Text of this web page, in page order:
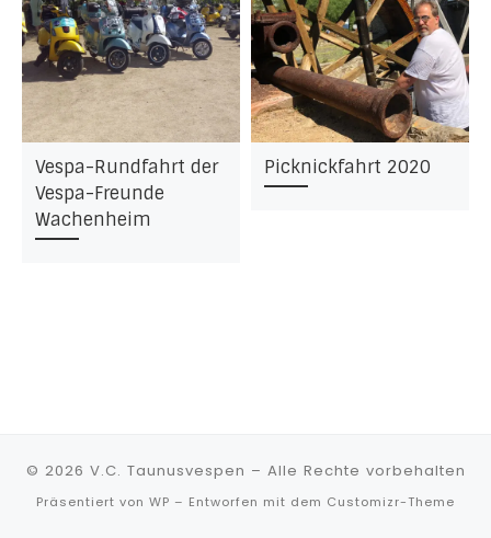
Vespa-Rundfahrt der
Vespa-Freunde
Wachenheim
Picknickfahrt 2020
© 2026 V.C. Taunusvespen – Alle Rechte vorbehalten
Präsentiert von WP – Entworfen mit dem Customizr-Theme